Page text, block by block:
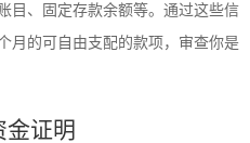
目、固定存款余额等。通过这些信
月的可自由支配的款项，审查你是
金证明